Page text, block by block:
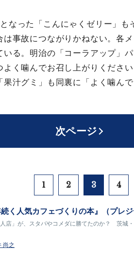
なった「こんにゃくゼリー」
は事故につながりかねない。各
いる。明治の「コーラアップ」
よく噛んでお召し上がりくださ
果汁グミ」も同裏に「よく噛ん
次ページ
1 2 3 4
続く人気カフェづくりの本』（プレジ
店」が、スタバやコメダに勝てたのか？ 茨城
尚之